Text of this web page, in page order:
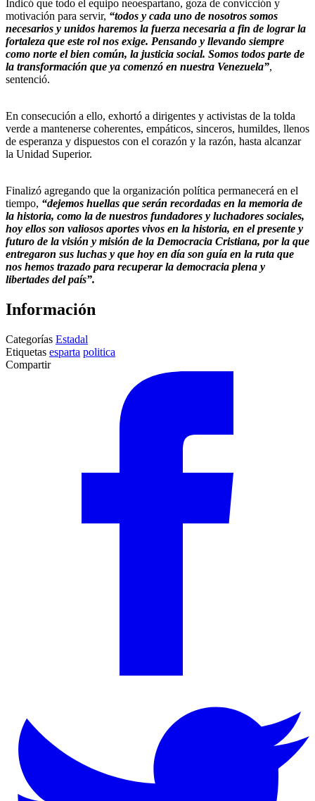
Indicó que todo el equipo neoespartano, goza de convicción y
motivación para servir, “todos y cada uno de nosotros somos
necesarios y unidos haremos la fuerza necesaria a fin de lograr la
fortaleza que este rol nos exige. Pensando y llevando siempre
como norte el bien común, la justicia social. Somos todos parte de
la transformación que ya comenzó en nuestra Venezuela”,
sentenció.
En consecución a ello, exhortó a dirigentes y activistas de la tolda
verde a mantenerse coherentes, empáticos, sinceros, humildes, llenos
de esperanza y dispuestos con el corazón y la razón, hasta alcanzar
la Unidad Superior.
Finalizó agregando que la organización política permanecerá en el
tiempo, “dejemos huellas que serán recordadas en la memoria de
la historia, como la de nuestros fundadores y luchadores sociales,
hoy ellos son valiosos aportes vivos en la historia, en el presente y
futuro de la visión y misión de la Democracia Cristiana, por la que
entregaron sus luchas y que hoy en día son guía en la ruta que
nos hemos trazado para recuperar la democracia plena y
libertades del país”.
Información
Categorías Estadal
Etiquetas esparta politica
Compartir